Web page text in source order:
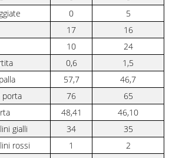
0
5
17
16
10
24
0,6
1,5
57,7
46,7
porta
76
65
48,41
46,10
gialli
34
35
rossi
1
2